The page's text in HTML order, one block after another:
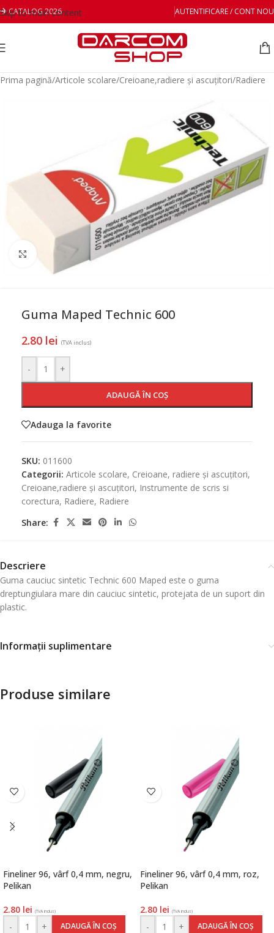
Skip to main content
CATALOG 2026 AUTENTIFICARE / CONT NOU
Prima pagină/Articole scolare/Creioane,radiere și ascuțitori/Radiere
Mareste
Guma Maped Technic 600
2.80 lei (TVA inclus)
- +
ADAUGĂ ÎN COȘ
Adauga la favorite
SKU: 011600
Categorii: Articole scolare, Creioane, radiere și ascuțitori,
Creioane,radiere și ascuțitori, Instrumente de scris si
corectura, Radiere, Radiere
Share:
Descriere
Guma cauciuc sintetic Technic 600 Maped este o guma
dreptungiulara mare din cauciuc sintetic, protejata de un suport din
plastic.
Informații suplimentare
Produse similare
Fineliner 96, vârf 0,4 mm, negru,
Pelikan
2.80 lei (TVA inclus)
- + ADAUGĂ ÎN COȘ
Fineliner 96, vârf 0,4 mm, roz,
Pelikan
2.80 lei (TVA inclus)
- + ADAUGĂ ÎN COȘ